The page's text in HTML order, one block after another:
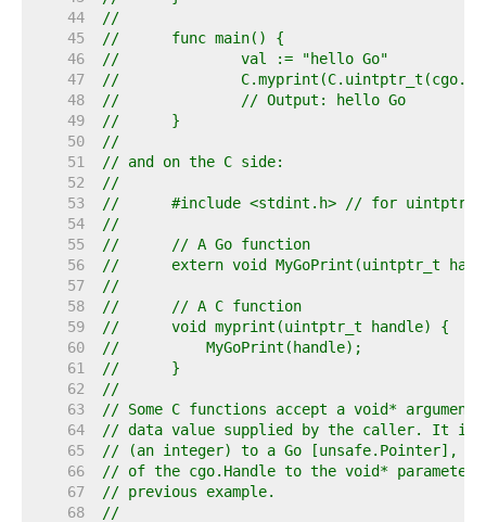
    44
//
    45
//	func main() {
    46
//		val := "hello Go"
    47
//
    48
//		// Output: hello Go
    49
//	}
    50
//
    51
// and on the C side:
    52
//
    53
//	#include <stdint.h> // for uintptr_t
    54
//
    55
//	// A Go function
    56
//	extern void MyGoPrint(uintptr_t
    57
//
    58
//	// A C function
    59
//	void myprint(uintptr_t handle) {
    60
//	    MyGoPrint(handle);
    61
//	}
    62
//
    63
// Some C functions accept a void*
    64
// data value supplied by the caller. It is
    65
// (an integer) to a Go [unsafe.Pointer], but
    66
// of the cgo.Handle to the void*
    67
// previous example.
    68
//